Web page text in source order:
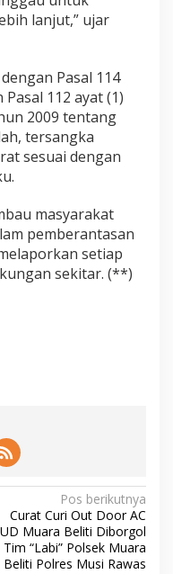
lanjut,” ujar
Pasal 114
Pasal 112 ayat (1)
2009 tentang
tersangka
sesuai dengan
masyarakat
pemberantasan
setiap
sekitar. (**)
Pos berikutnya
Curat Curi Out Door AC
Muara Beliti Diborgol
Tim “Labi” Polsek Muara
Beliti Polres Musi Rawas